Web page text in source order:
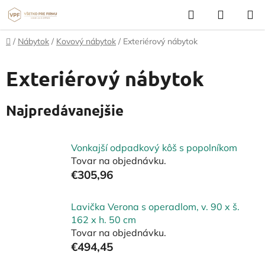
Prejsť
na
obsah
Hľadať
KOŠÍK
Domov
/ Nábytok / Kovový nábytok / Exteriérový nábytok
Exteriérový nábytok
Najpredávanejšie
Vonkajší odpadkový kôš s popolníkom
Tovar na objednávku.
€305,96
Lavička Verona s operadlom, v. 90 x š.
162 x h. 50 cm
Tovar na objednávku.
€494,45